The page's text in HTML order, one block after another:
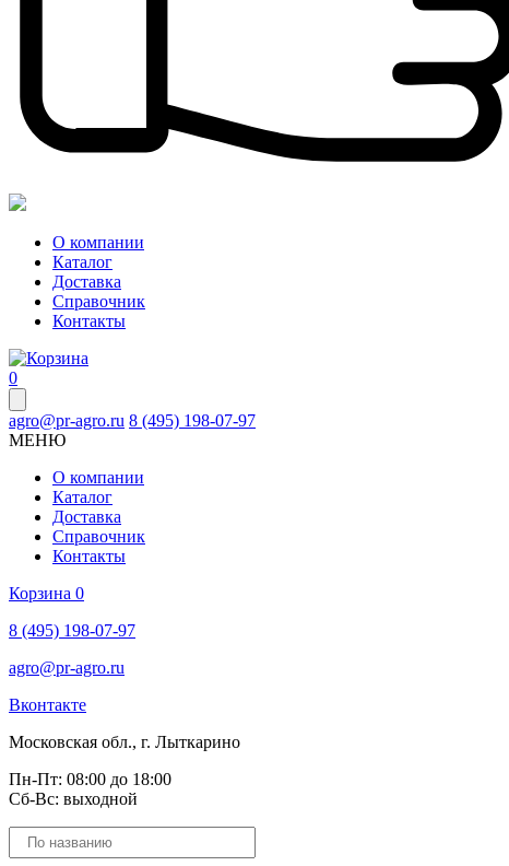
О компании
Каталог
Доставка
Справочник
Контакты
0
agro@pr-agro.ru 8 (495) 198-07-97
МЕНЮ
О компании
Каталог
Доставка
Справочник
Контакты
Корзина 0
8 (495) 198-07-97
agro@pr-agro.ru
Вконтакте
Московская обл., г. Лыткарино
Пн-Пт: 08:00 до 18:00
Сб-Вс: выходной
Поиск
товаров